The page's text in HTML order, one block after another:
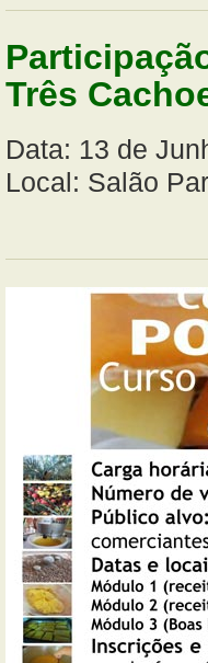
Três
Data: 13 de
Local: Salão